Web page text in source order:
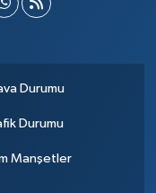
Durumu
Durumu
Manşetler